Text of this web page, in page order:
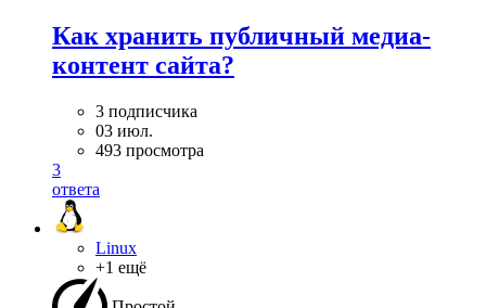
Как хранить публичный медиа-
контент сайта?
3 подписчика
03 июл.
493 просмотра
3
ответа
Linux
+1 ещё